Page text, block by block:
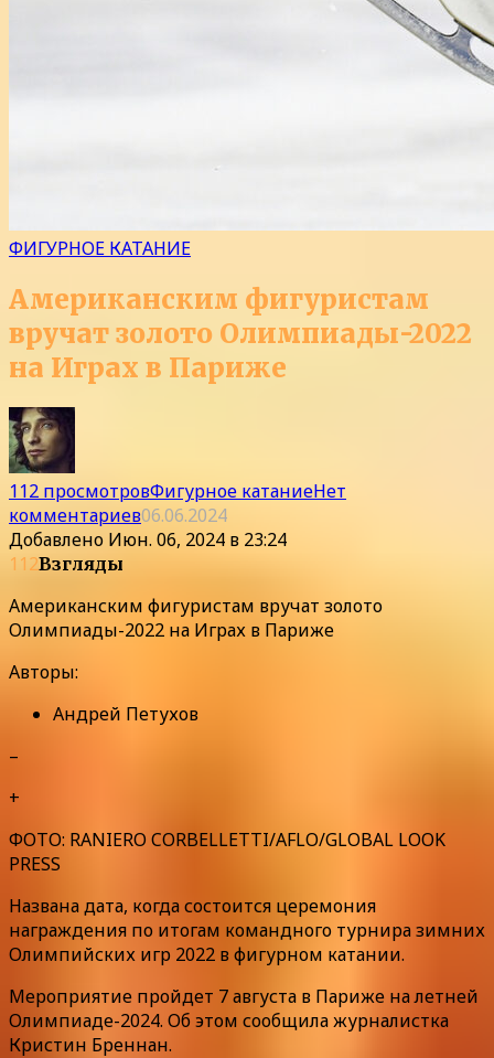
ФИГУРНОЕ КАТАНИЕ
Американским фигуристам
вручат золото Олимпиады-2022
на Играх в Париже
112 просмотровФигурное катаниеНет
комментариев06.06.2024
Добавлено Июн. 06, 2024 в 23:24
112Взгляды
Американским фигуристам вручат золото
Олимпиады-2022 на Играх в Париже
Авторы:
Андрей Петухов
–
+
ФОТО: RANIERO CORBELLETTI/AFLO/GLOBAL LOOK
PRESS
Названа дата, когда состоится церемония
награждения по итогам командного турнира зимних
Олимпийских игр 2022 в фигурном катании.
Мероприятие пройдет 7 августа в Париже на летней
Олимпиаде-2024. Об этом сообщила журналистка
Кристин Бреннан.